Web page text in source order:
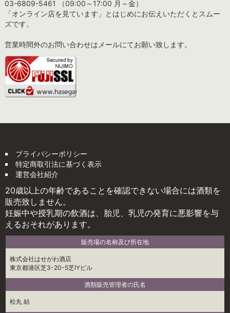
03-6809-5461 （09:00～17:00 月～金）
「オンライン店を見ています」とはじめにお伝えいただくとスムー
ズです。
営業時間外のお問い合わせはメールにてお願い致します。
プライバシーポリシー
特定商取引法に基づく表示
運営会社紹介
20歳以上の年齢であることを確認できない場合には酒類を
販売致しません。
妊娠中や授乳期の飲酒は、胎児、乳児の発育に悪影響を与
えるおそれがあります。
販売場の名称及び所在地
株式会社はせがわ酒店
東京都港区芝3-20-5芝IYビル
酒類販売管理者の氏名
松丸 結